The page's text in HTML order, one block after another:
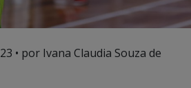
• por Ivana Claudia Souza de